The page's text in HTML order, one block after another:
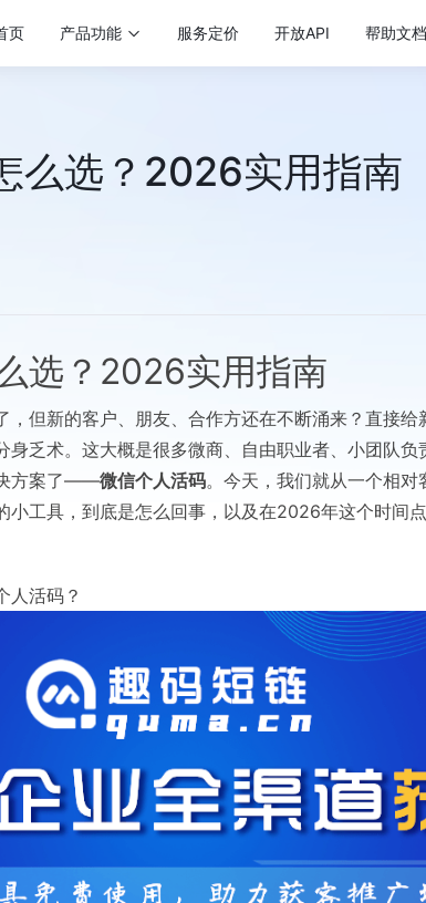
页 产品功能 服务定价 开放API 帮助文档
么选？2026实用指南
选？2026实用指南
，但新的客户、朋友、合作方还在不断涌来？直接给
乏术。这大概是很多微商、自由职业者、小团队负
方案了——微信个人活码。今天，我们就从一个相
小工具，到底是怎么回事，以及在2026年这个时间
人活码？